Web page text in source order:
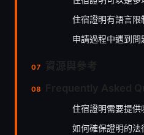
住宿證明有語言限
申請過程中遇到問
住宿證明需要提供
如何確保證明的法